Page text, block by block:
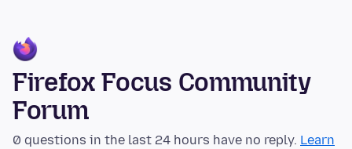
Firefox Focus Community
Forum
0 questions in the last 24 hours have no reply. Learn